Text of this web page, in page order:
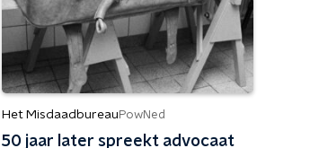
Het Misdaadbureau PowNed
50 jaar later spreekt advocaat